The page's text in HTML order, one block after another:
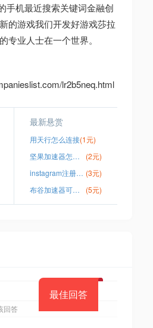
手机最近搜索关键词金融创
的游戏我们开发好游戏莎拉
专业人士在一个世界。
lr2b5neq.html
最新悬赏
用天行怎么连接(1元)
坚果加速器怎么上网
(2元)
instagram注册oppo手机 (3元)
布谷加速器可以用吗
(5元)
最佳回答
回答